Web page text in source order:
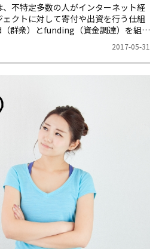
不特定多数の人がインターネット経
クトに対して寄付や出資を行う仕組
群衆）とfunding（資金調達）を組み
2017-05-31